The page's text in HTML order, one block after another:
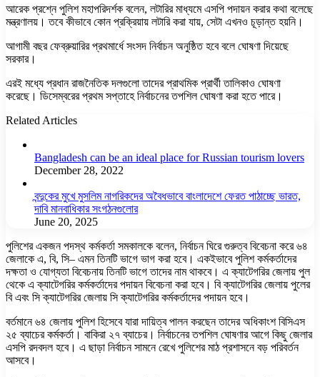
আরেক প্রশ্নে পুলিশ মহাপরিদর্শক বলেন, লটারির মাধ্যমে এসপি পদায়ন করার কথা বলেছে
মন্ত্রণালয়। তবে কীভাবে কোন প্রক্রিয়ায় লটারি করা যায়, সেটা এখনও চূড়ান্ত হয়নি।
আগামী বছর ফেব্রুয়ারির প্রথমার্ধে সংসদ নির্বাচন অনুষ্ঠিত হবে বলে ঘোষণা দিয়েছে
সরকার।
এরই মধ্যে প্রধান রাজনৈতিক দলগুলো তাদের প্রাথমিক প্রার্থী তালিকাও ঘোষণা
করেছে। ডিসেম্বরের প্রথম সপ্তাহে নির্বাচনের তপশিল ঘোষণা করা হতে পারে।
Related Articles
Bangladesh can be an ideal place for Russian tourism lovers
December 28, 2022
বন্দুকের মুখে মুসলিম নাগরিকদের অবৈধভাবে বাংলাদেশে ফেরত পাঠাচ্ছে ভারত,
দাবি মানবাধিকার সংগঠনগুলোর
June 20, 2025
পুলিশের একজন পদস্থ কর্মকর্তা সমকালকে বলেন, নির্বাচন ঘিরে গুরুত্ব বিবেচনা করে ৬৪
জেলাকে এ, বি, সি– এমন তিনটি ভাগে ভাগ করা হবে। একইভাবে পুলিশ কর্মকর্তাদের
দক্ষতা ও যোগ্যতা বিবেচনায় তিনটি ভাগে তাদের নাম থাকবে। এ ক্যাটেগরির জেলায় পুল
থেকে এ ক্যাটেগরির কর্মকর্তাদের পদায়ন বিবেচনা করা হবে। বি ক্যাটেগরির জেলায় পুলের
বি এবং সি ক্যাটেগরির জেলায় সি ক্যাটেগরির কর্মকর্তাদের পদায়ন হবে।
বর্তমানে ৬৪ জেলায় পুলিশ হিসেবে যারা দায়িত্ব পালন করছেন তাদের অধিকাংশ বিসিএস
২৫ ব্যাচের কর্মকর্তা। বাকিরা ২৭ ব্যাচের। নির্বাচনের তপশিল ঘোষণার আগে কিছু জেলার
এসপি রদবদল হবে। এ ছাড়া নির্বাচন সামনে রেখে পুলিশের মাঠ প্রশাসনে বড় পরিবর্তন
আসবে।